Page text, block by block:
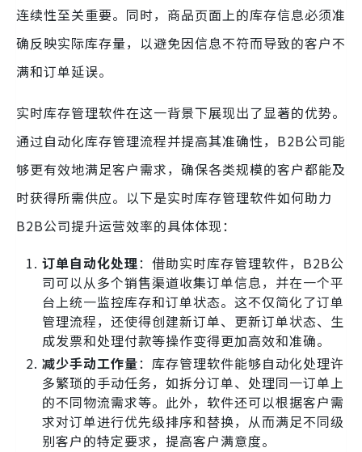
连续性至关重要。同时，商品页面上的库存信息必须准
确反映实际库存量，以避免因信息不符而导致的客户不
满和订单延误。
实时库存管理软件在这一背景下展现出了显著的优势。
通过自动化库存管理流程并提高其准确性，B2B公司能
够更有效地满足客户需求，确保各类规模的客户都能及
时获得所需供应。以下是实时库存管理软件如何助力
B2B公司提升运营效率的具体体现：
订单自动化处理：借助实时库存管理软件，B2B公
司可以从多个销售渠道收集订单信息，并在一个平
台上统一监控库存和订单状态。这不仅简化了订单
管理流程，还使得创建新订单、更新订单状态、生
成发票和处理付款等操作变得更加高效和准确。
减少手动工作量：库存管理软件能够自动化处理许
多繁琐的手动任务，如拆分订单、处理同一订单上
的不同物流需求等。此外，软件还可以根据客户需
求对订单进行优先级排序和替换，从而满足不同级
别客户的特定要求，提高客户满意度。